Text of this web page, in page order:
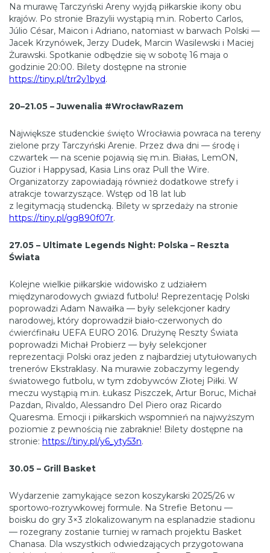
Na murawę Tarczyński Areny wyjdą piłkarskie ikony obu
krajów. Po stronie Brazylii wystąpią m.in. Roberto Carlos,
Júlio César, Maicon i Adriano, natomiast w barwach Polski —
Jacek Krzynówek, Jerzy Dudek, Marcin Wasilewski i Maciej
Żurawski. Spotkanie odbędzie się w sobotę 16 maja o
godzinie 20:00. Bilety dostępne na stronie
https://tiny.pl/trr2y1byd.
20–21.05 – Juwenalia #WrocławRazem
Największe studenckie święto Wrocławia powraca na tereny
zielone przy Tarczyński Arenie. Przez dwa dni — środę i
czwartek — na scenie pojawią się m.in. Białas, LemON,
Guzior i Happysad, Kasia Lins oraz Pull the Wire.
Organizatorzy zapowiadają również dodatkowe strefy i
atrakcje towarzyszące. Wstęp od 18 lat lub
z legitymacją studencką. Bilety w sprzedaży na stronie
https://tiny.pl/gg890f07r.
27.05 – Ultimate Legends Night: Polska – Reszta
Świata
Kolejne wielkie piłkarskie widowisko z udziałem
międzynarodowych gwiazd futbolu! Reprezentację Polski
poprowadzi Adam Nawałka — były selekcjoner kadry
narodowej, który doprowadził biało-czerwonych do
ćwierćfinału UEFA EURO 2016. Drużynę Reszty Świata
poprowadzi Michał Probierz — były selekcjoner
reprezentacji Polski oraz jeden z najbardziej utytułowanych
trenerów Ekstraklasy. Na murawie zobaczymy legendy
światowego futbolu, w tym zdobywców Złotej Piłki. W
meczu wystąpią m.in. Łukasz Piszczek, Artur Boruc, Michał
Pazdan, Rivaldo, Alessandro Del Piero oraz Ricardo
Quaresma. Emocji i piłkarskich wspomnień na najwyższym
poziomie z pewnością nie zabraknie! Bilety dostępne na
stronie: https://tiny.pl/y6_yty53n.
30.05 – Grill Basket
Wydarzenie zamykające sezon koszykarski 2025/26 w
sportowo-rozrywkowej formule. Na Strefie Betonu —
boisku do gry 3×3 zlokalizowanym na esplanadzie stadionu
— rozegrany zostanie turniej w ramach projektu Basket
Chanasa. Dla wszystkich odwiedzających przygotowana